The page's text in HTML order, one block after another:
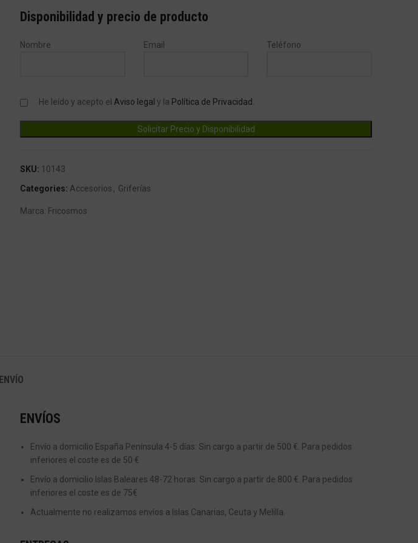
Disponibilidad y precio de producto
Nombre Email Teléfono
He leído y acepto el Aviso legal y la Política de Privacidad
SKU: 10143
Categories: Accesorios , Griferías
Marca: Fricosmos
ENVÍO
ENVÍOS
Envío a domicilio España Península 4-5 días: Sin cargo a partir de 500 €. Para pedidos
inferiores el coste es de 50 €
Envío a domicilio Islas Baleares 48-72 horas: Sin cargo a partir de 800 €. Para pedidos
inferiores el coste es de 75€
Actualmente no realizamos envíos a Islas Canarias, Ceuta y Melilla.